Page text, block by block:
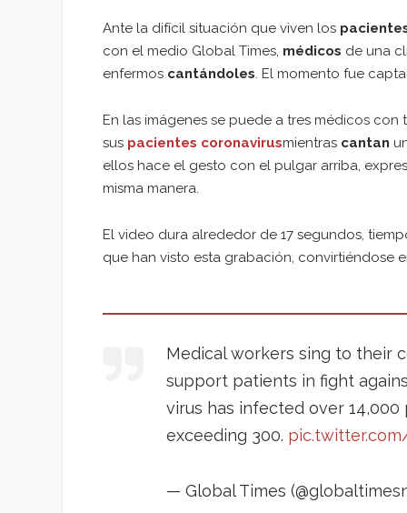
Ante la difícil situación que viven los
con el medio Global Times, médicos de una
enfermos cantándoles. El momento fue
En las imágenes se puede a tres médicos
sus pacientes coronavirusmientras cantan
ellos hace el gesto con el pulgar arriba,
misma manera.
El video dura alrededor de 17 segundos,
que han visto esta grabación, convirtiéndose
Medical workers sing to their
support patients in fight
virus has infected over
exceeding 300.
— Global Times